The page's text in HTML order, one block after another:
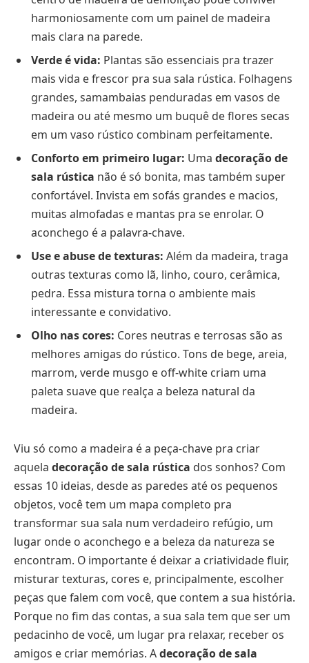
harmoniosamente com um painel de madeira
mais clara na parede.
Verde é vida: Plantas são essenciais pra trazer
mais vida e frescor pra sua sala rústica. Folhagens
grandes, samambaias penduradas em vasos de
madeira ou até mesmo um buquê de flores secas
em um vaso rústico combinam perfeitamente.
Conforto em primeiro lugar: Uma decoração de
sala rústica não é só bonita, mas também super
confortável. Invista em sofás grandes e macios,
muitas almofadas e mantas pra se enrolar. O
aconchego é a palavra-chave.
Use e abuse de texturas: Além da madeira, traga
outras texturas como lã, linho, couro, cerâmica,
pedra. Essa mistura torna o ambiente mais
interessante e convidativo.
Olho nas cores: Cores neutras e terrosas são as
melhores amigas do rústico. Tons de bege, areia,
marrom, verde musgo e off-white criam uma
paleta suave que realça a beleza natural da
madeira.
Viu só como a madeira é a peça-chave pra criar
aquela decoração de sala rústica dos sonhos? Com
essas 10 ideias, desde as paredes até os pequenos
objetos, você tem um mapa completo pra
transformar sua sala num verdadeiro refúgio, um
lugar onde o aconchego e a beleza da natureza se
encontram. O importante é deixar a criatividade fluir,
misturar texturas, cores e, principalmente, escolher
peças que falem com você, que contem a sua história.
Porque no fim das contas, a sua sala tem que ser um
pedacinho de você, um lugar pra relaxar, receber os
amigos e criar memórias. Adecoração de sala